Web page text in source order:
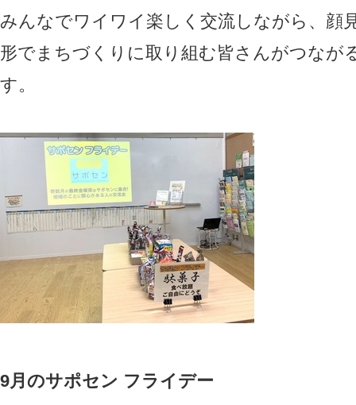
みんなでワイワイ楽しく交流しながら、顔
形でまちづくりに取り組む皆さんがつなが
す。
9月のサポセン フライデー